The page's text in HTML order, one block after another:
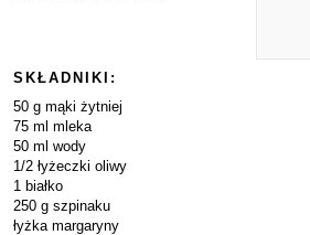
SKŁADNIKI:
50 g mąki żytniej
75 ml mleka
50 ml wody
1/2 łyżeczki oliwy
1 białko
250 g szpinaku
łyżka margaryny